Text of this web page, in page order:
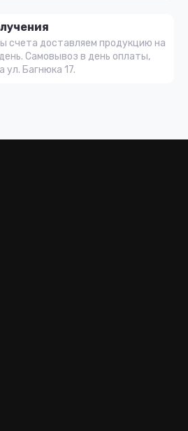
счета доставляем продукцию на
Самовывоз в день оплаты,
ул. Багнюка 17.